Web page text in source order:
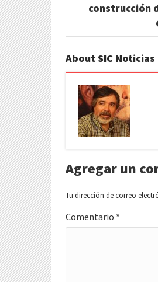
construcción
About SIC Noticias
Agregar un
Tu dirección de correo
Comentario *